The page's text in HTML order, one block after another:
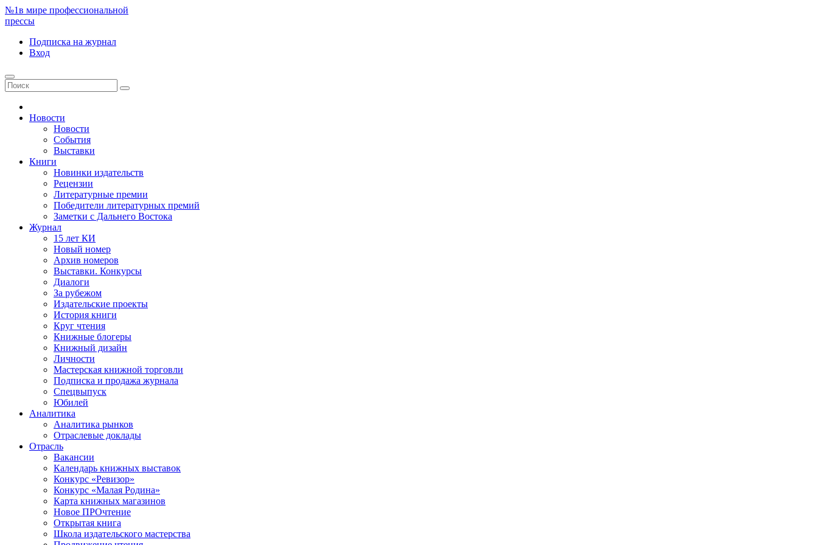
№1в мире профессиональной
прессы
Подписка на журнал
Вход
Новости
Новости
События
Выставки
Книги
Новинки издательств
Рецензии
Литературные премии
Победители литературных премий
Заметки с Дальнего Востока
Журнал
15 лет КИ
Новый номер
Архив номеров
Выставки. Конкурсы
Диалоги
За рубежом
Издательские проекты
История книги
Круг чтения
Книжные блогеры
Книжный дизайн
Личности
Мастерская книжной торговли
Подписка и продажа журнала
Спецвыпуск
Юбилей
Аналитика
Аналитика рынков
Отраслевые доклады
Отрасль
Вакансии
Календарь книжных выставок
Конкурс «Ревизор»
Конкурс «Малая Родина»
Карта книжных магазинов
Новое ПРОчтение
Открытая книга
Школа издательского мастерства